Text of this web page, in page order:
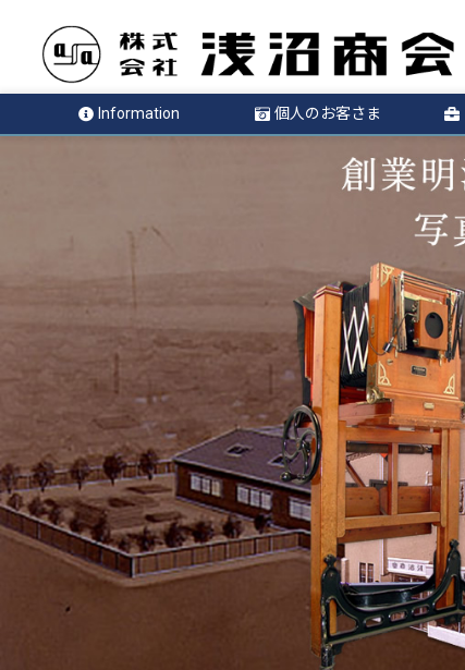
Information 個人のお客さま